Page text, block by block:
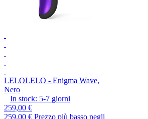
LELOLELO - Enigma Wave,
Nero
In stock: 5-7 giorni
259,00 €
259,00 € Prezzo più basso negli